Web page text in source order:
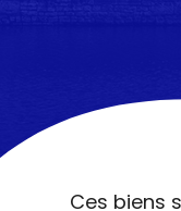
Ces biens